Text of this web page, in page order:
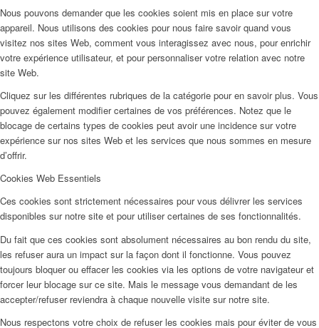
Nous pouvons demander que les cookies soient mis en place sur votre
appareil. Nous utilisons des cookies pour nous faire savoir quand vous
visitez nos sites Web, comment vous interagissez avec nous, pour enrichir
votre expérience utilisateur, et pour personnaliser votre relation avec notre
site Web.
Cliquez sur les différentes rubriques de la catégorie pour en savoir plus. Vous
pouvez également modifier certaines de vos préférences. Notez que le
blocage de certains types de cookies peut avoir une incidence sur votre
expérience sur nos sites Web et les services que nous sommes en mesure
d’offrir.
Cookies Web Essentiels
Ces cookies sont strictement nécessaires pour vous délivrer les services
disponibles sur notre site et pour utiliser certaines de ses fonctionnalités.
Du fait que ces cookies sont absolument nécessaires au bon rendu du site,
les refuser aura un impact sur la façon dont il fonctionne. Vous pouvez
toujours bloquer ou effacer les cookies via les options de votre navigateur et
forcer leur blocage sur ce site. Mais le message vous demandant de les
accepter/refuser reviendra à chaque nouvelle visite sur notre site.
Nous respectons votre choix de refuser les cookies mais pour éviter de vous